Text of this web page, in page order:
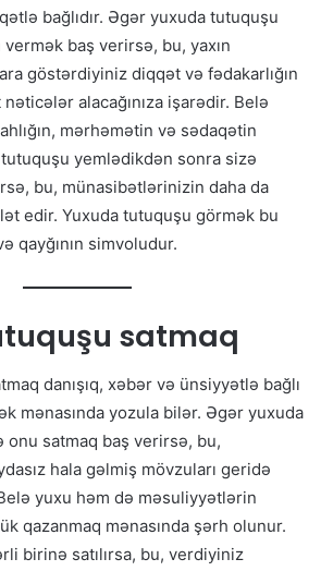
bağlıdır. Əgər yuxuda tutuquşu
baş verirsə, bu, yaxın
göstərdiyiniz diqqət və fədakarlığın
nəticələr alacağınıza işarədir. Belə
mərhəmətin və sədaqətin
yemlədikdən sonra sizə
bu, münasibətlərinizin daha da
edir. Yuxuda tutuquşu görmək bu
qayğının simvoludur.
satmaq
danışıq, xəbər və ünsiyyətlə bağlı
mənasında yozula bilər. Əgər yuxuda
satmaq baş verirsə, bu,
hala gəlmiş mövzuları geridə
yuxu həm də məsuliyyətlərin
qazanmaq mənasında şərh olunur.
birinə satılırsa, bu, verdiyiniz